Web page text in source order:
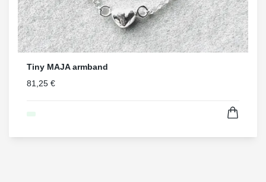
Tiny MAJA armband
81,25 €